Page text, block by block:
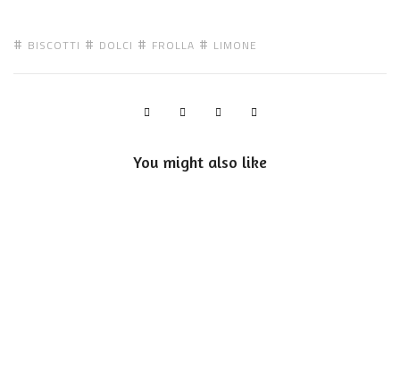
BISCOTTI DOLCI FROLLA LIMONE
You might also like